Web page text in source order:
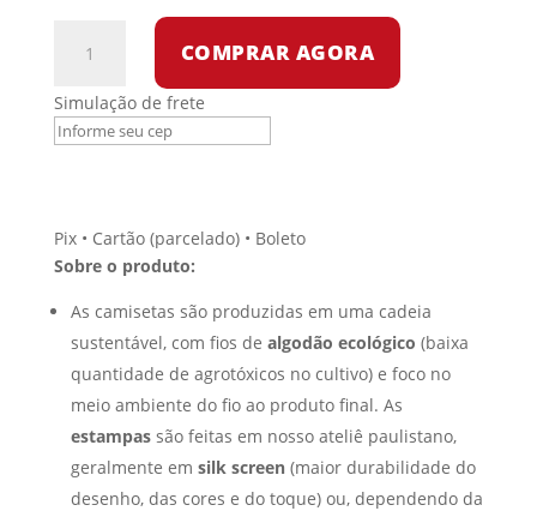
-
Stalin
COMPRAR AGORA
Simulação de frete
Pix • Cartão (parcelado) • Boleto
Sobre o produto:
As camisetas são produzidas em uma cadeia
sustentável, com fios de algodão ecológico (baixa
quantidade de agrotóxicos no cultivo) e foco no
meio ambiente do fio ao produto final. As
estampassão feitas em nosso ateliê paulistano,
geralmente em silk screen(maior durabilidade do
desenho, das cores e do toque) ou, dependendo da